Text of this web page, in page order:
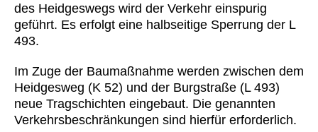
des Heidgeswegs wird der Verkehr einspurig
geführt. Es erfolgt eine halbseitige Sperrung der L
493.
Im Zuge der Baumaßnahme werden zwischen dem
Heidgesweg (K 52) und der Burgstraße (L 493)
neue Tragschichten eingebaut. Die genannten
Verkehrsbeschränkungen sind hierfür erforderlich.